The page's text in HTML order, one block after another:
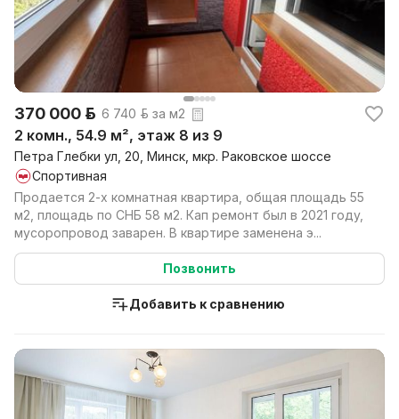
370 000 р. 6 740 р. за м2
2 комн., 54.9 м², этаж 8 из 9
Петра Глебки ул, 20, Минск, мкр. Раковское шоссе
Спортивная
Продается 2-х комнатная квартира, общая площадь 55
м2, площадь по СНБ 58 м2. Кап ремонт был в 2021 году,
мусоропровод заварен. В квартире заменена э...
Позвонить
Добавить к сравнению